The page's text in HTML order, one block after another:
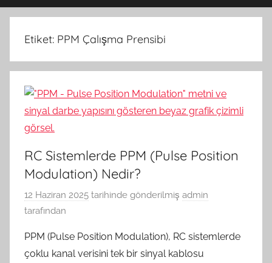
Etiket: PPM Çalışma Prensibi
RC Sistemlerde PPM (Pulse Position
Modulation) Nedir?
12 Haziran 2025 tarihinde gönderilmiş admin
tarafından
PPM (Pulse Position Modulation), RC sistemlerde
çoklu kanal verisini tek bir sinyal kablosu